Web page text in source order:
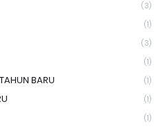
(3)
(1)
(3)
(1)
BARU (1)
(1)
(1)